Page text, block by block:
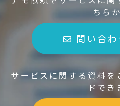
ちら
問い合わ
サービスに関する資料を
ドでき